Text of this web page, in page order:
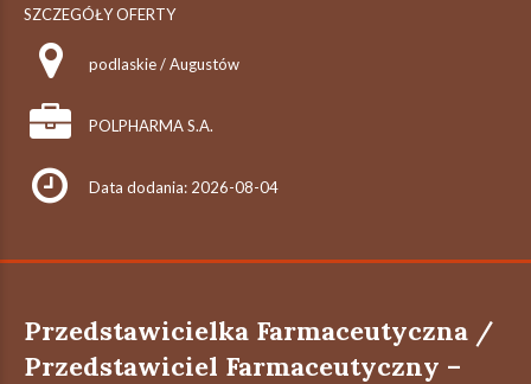
SZCZEGÓŁY OFERTY
podlaskie / Augustów
POLPHARMA S.A.
Data dodania: 2026-08-04
Przedstawicielka Farmaceutyczna /
Przedstawiciel Farmaceutyczny –